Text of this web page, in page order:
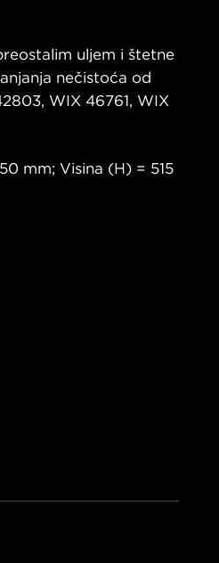
uljem i štetne
nečistoća od
WIX 46761, WIX
mm; Visina (H) = 515